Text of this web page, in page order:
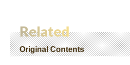
Related
Original Contents